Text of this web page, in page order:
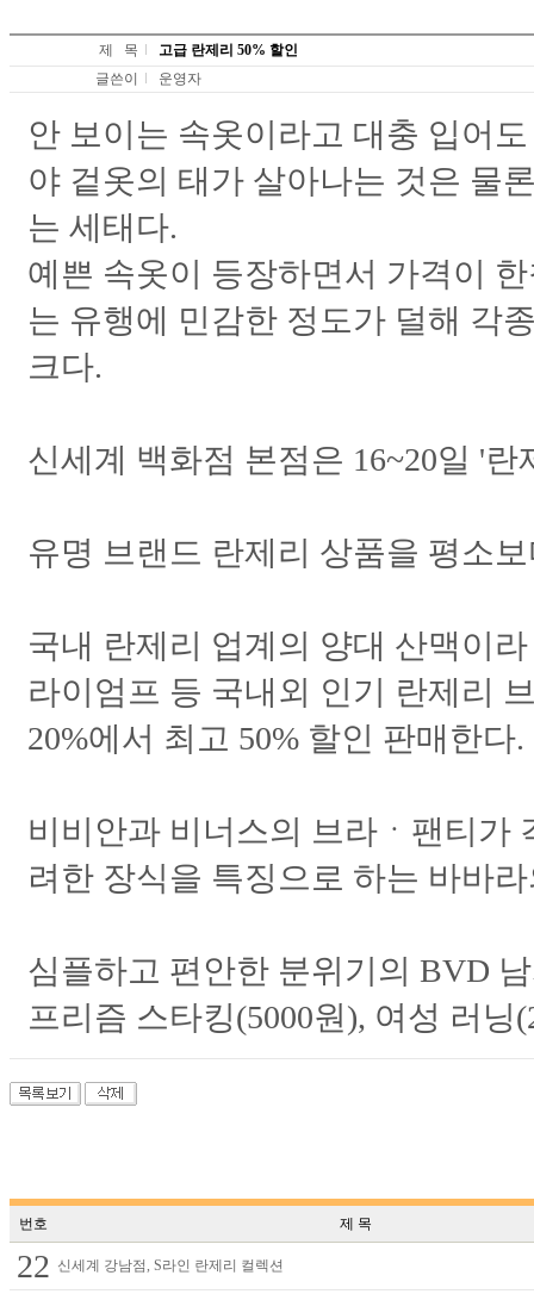
제 목
고급 란제리 50% 할인
글쓴이
운영자
안 보이는 속옷이라고 대충 입어
야 겉옷의 태가 살아나는 것은 물
는 세태다.
예쁜 속옷이 등장하면서 가격이
는 유행에 민감한 정도가 덜해 각
크다.
신세계 백화점 본점은 16~20일 '
유명 브랜드 란제리 상품을 평소
국내 란제리 업계의 양대 산맥이
라이엄프 등 국내외 인기 란제리
20%에서 최고 50% 할인 판매한다.
비비안과 비너스의 브라ㆍ팬티가
려한 장식을 특징으로 하는 바바
심플하고 편안한 분위기의 BVD
프리즘 스타킹(5000원), 여성 러닝
번호 제 목
22 신세계 강남점, S라인 란제리 컬렉션